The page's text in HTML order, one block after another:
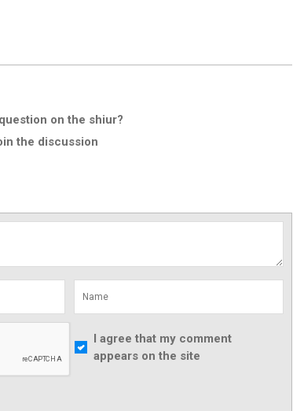
on the shiur?
the discussion
I agree that my comment
appears on the site